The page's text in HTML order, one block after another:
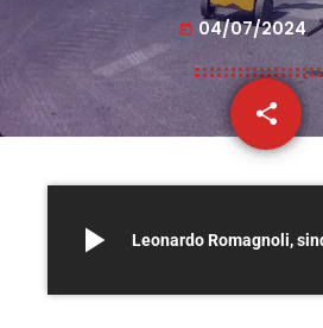
today 04/07/2024
share
email
play_arrow